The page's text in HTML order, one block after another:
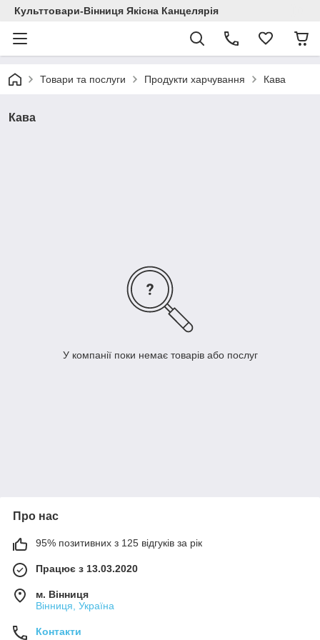
Культтовари-Вінниця Якісна Канцелярія
Товари та послуги Продукти харчування Кава
Кава
У компанії поки немає товарів або послуг
Про нас
95% позитивних з 125 відгуків за рік
Працює з 13.03.2020
м. Вінниця
Вінниця, Україна
Контакти